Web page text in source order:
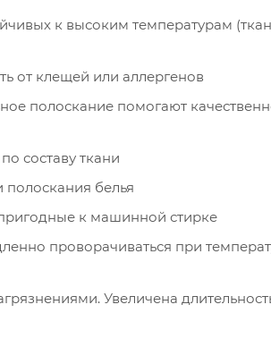
к высоким температурам
от клещей или аллергенов
полоскание помогают
составу ткани
белья
к машинной стирке
проворачиваться при
Увеличена